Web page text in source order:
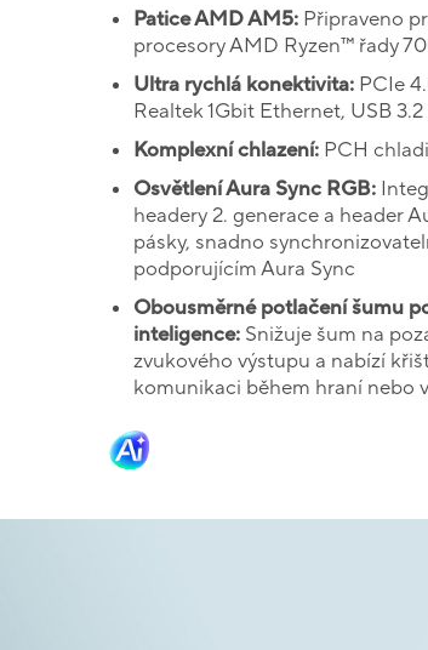
Patice AMD AM5: Připraveno
procesory AMD Ryzen™ řady
Ultra rychlá konektivita: PCIe
Realtek 1Gbit Ethernet, USB 3.2
Komplexní chlazení: PCH
Osvětlení Aura Sync RGB:
headery 2. generace a header
pásky, snadno
podporujícím Aura Sync
Obousměrné potlačení šumu
inteligence: Snižuje šum na
zvukového výstupu a nabízí
komunikaci během hraní nebo